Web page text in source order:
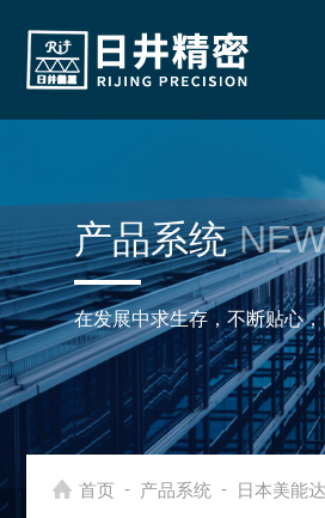
产品系统
在发展中求生存，不断贴心
首页 - 产品系统 - 日本美能